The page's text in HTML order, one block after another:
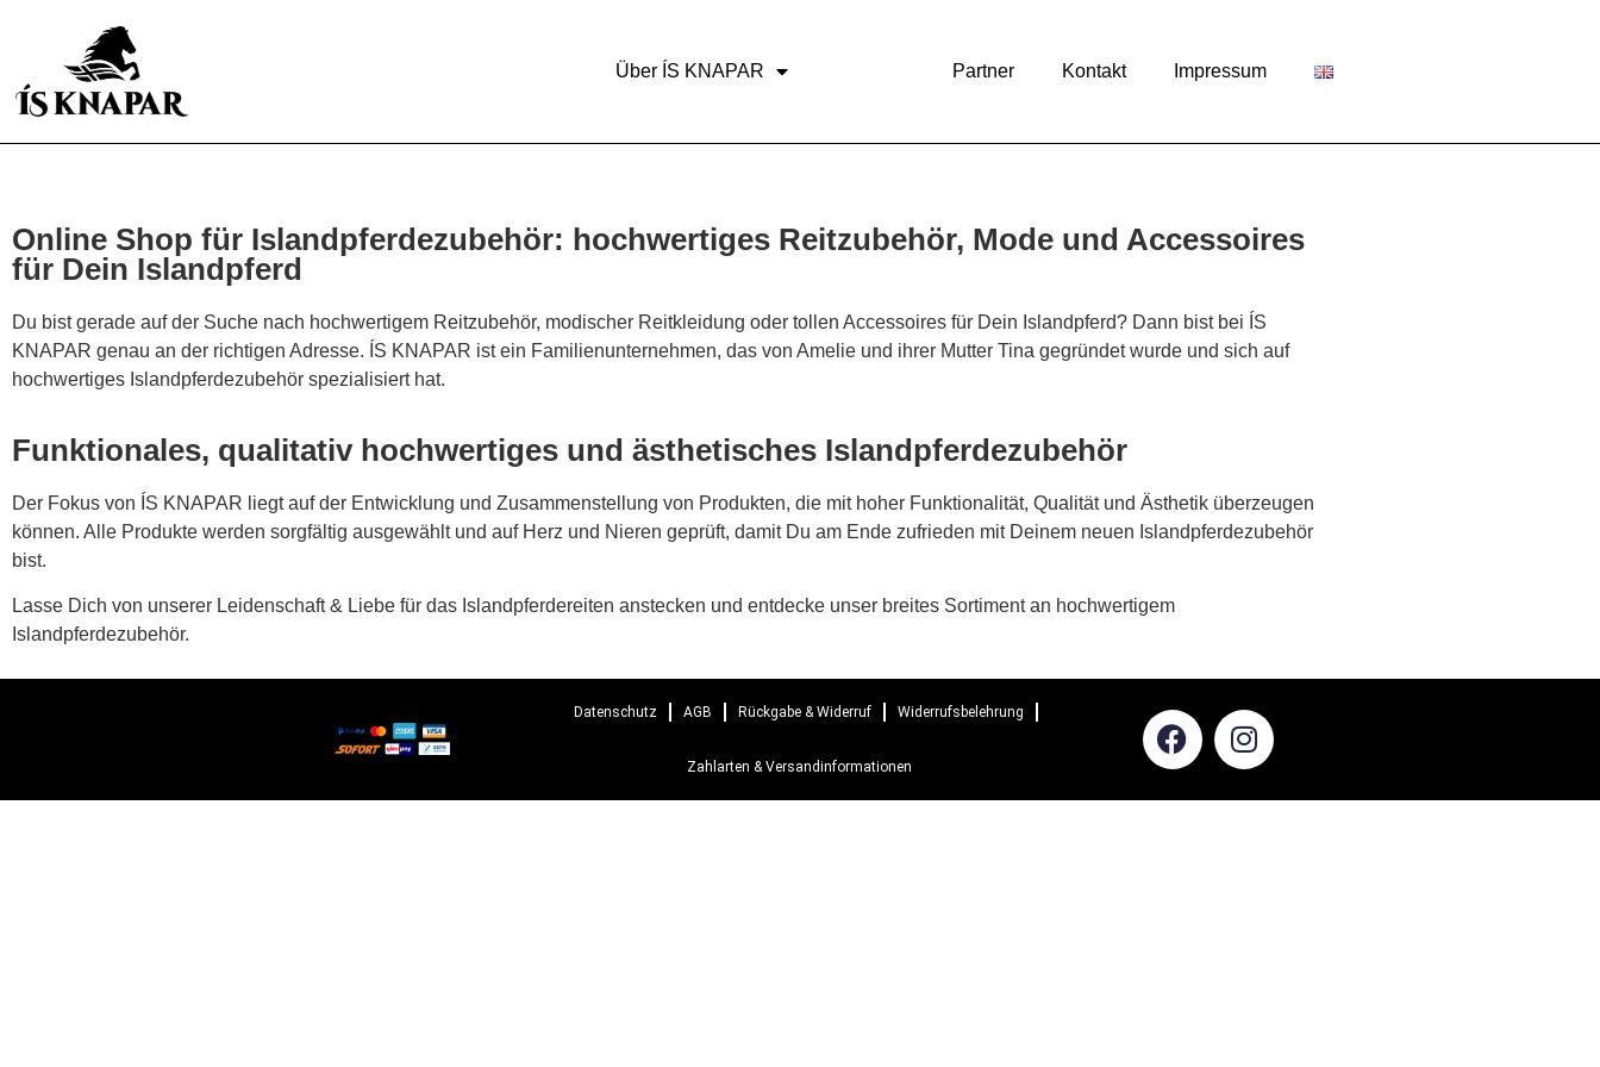
Über ÍS KNAPAR Partner Kontakt Impressum
Online Shop für Islandpferdezubehör: hochwertiges Reitzubehör, Mode und Accessoires
für Dein Islandpferd
Du bist gerade auf der Suche nach hochwertigem Reitzubehör, modischer Reitkleidung oder tollen Accessoires für Dein Islandpferd? Dann bist bei ÍS
KNAPAR genau an der richtigen Adresse. ÍS KNAPAR ist ein Familienunternehmen, das von Amelie und ihrer Mutter Tina gegründet wurde und sich auf
hochwertiges Islandpferdezubehör spezialisiert hat.
Funktionales, qualitativ hochwertiges und ästhetisches Islandpferdezubehör
Der Fokus von ÍS KNAPAR liegt auf der Entwicklung und Zusammenstellung von Produkten, die mit hoher Funktionalität, Qualität und Ästhetik überzeugen
können. Alle Produkte werden sorgfältig ausgewählt und auf Herz und Nieren geprüft, damit Du am Ende zufrieden mit Deinem neuen Islandpferdezubehör
bist.
Lasse Dich von unserer Leidenschaft & Liebe für das Islandpferdereiten anstecken und entdecke unser breites Sortiment an hochwertigem
Islandpferdezubehör.
Datenschutz AGB Rückgabe & Widerruf Widerrufsbelehrung
Zahlarten & Versandinformationen